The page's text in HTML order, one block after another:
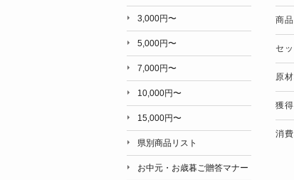
商
セ
原
獲
消
3,000円〜
5,000円〜
7,000円〜
10,000円〜
15,000円〜
県別商品リスト
お中元・お歳暮ご贈答マナー